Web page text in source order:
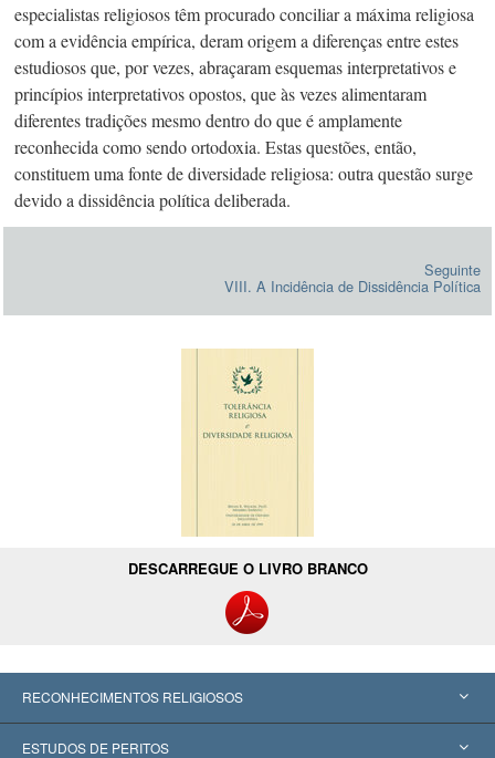
especialistas religiosos têm procurado conciliar a máxima religiosa
com a evidência empírica, deram origem a diferenças entre estes
estudiosos que, por vezes, abraçaram esquemas interpretativos e
princípios interpretativos opostos, que às vezes alimentaram
diferentes tradições mesmo dentro do que é amplamente
reconhecida como sendo ortodoxia. Estas questões, então,
constituem uma fonte de diversidade religiosa: outra questão surge
devido a dissidência política deliberada.
Seguinte
VIII. A Incidência de Dissidência Política
DESCARREGUE O LIVRO BRANCO
RECONHECIMENTOS RELIGIOSOS
Estados Unidos
ESTUDOS DE PERITOS